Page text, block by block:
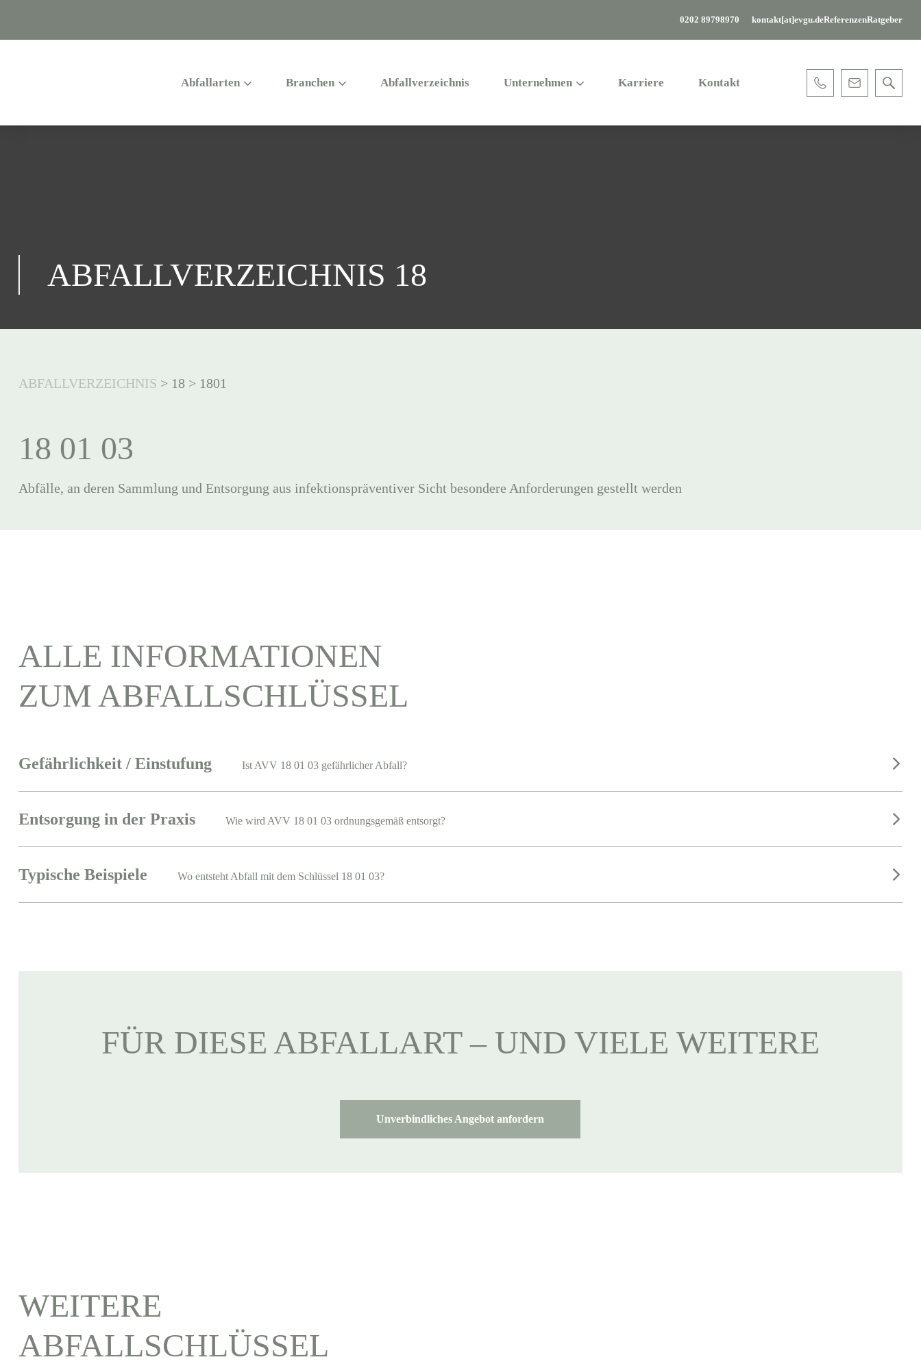
0202 89798970 kontakt[at]evgu.deReferenzenRatgeber
Abfallarten Branchen Abfallverzeichnis Unternehmen Karriere Kontakt
ABFALLVERZEICHNIS 18
ABFALLVERZEICHNIS > 18 > 1801
18 01 03
Abfälle, an deren Sammlung und Entsorgung aus infektionspräventiver Sicht besondere Anforderungen gestellt werden
ALLE INFORMATIONEN
ZUM ABFALLSCHLÜSSEL
Gefährlichkeit / Einstufung Ist AVV 18 01 03 gefährlicher Abfall?
Entsorgung in der Praxis Wie wird AVV 18 01 03 ordnungsgemäß entsorgt?
Typische Beispiele Wo entsteht Abfall mit dem Schlüssel 18 01 03?
FÜR DIESE ABFALLART – UND VIELE WEITERE
Unverbindliches Angebot anfordern
WEITERE
ABFALLSCHLÜSSEL